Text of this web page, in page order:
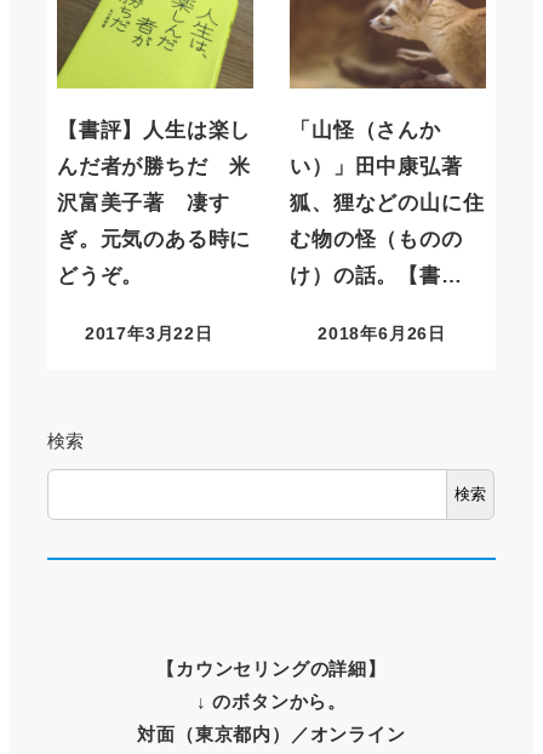
【書評】人生は楽し
んだ者が勝ちだ 米
沢富美子著 凄す
ぎ。元気のある時に
どうぞ。
2017年3月22日
「山怪（さんか
い）」田中康弘著
狐、狸などの山に住
む物の怪（ものの
け）の話。【書…
2018年6月26日
検索
検索
【 カウンセリングの詳細】
↓ のボタンから。
対面（東京都内）
／オンライン